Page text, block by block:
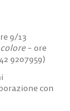
9/13
– ore
9207959)
con